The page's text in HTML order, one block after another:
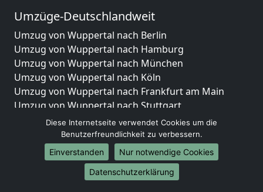
Umzüge-Deutschlandweit
Umzug von Wuppertal nach Berlin
Umzug von Wuppertal nach Hamburg
Umzug von Wuppertal nach München
Umzug von Wuppertal nach Köln
Umzug von Wuppertal nach Frankfurt am Main
Umzug von Wuppertal nach Stuttgart
Umzug von Wuppertal nach Düsseldorf
Umzug von Wuppertal nach Leipzig
Umzug von Wuppertal nach Dortmund
Umzug von Wuppertal nach Essen
Umzug von Wuppertal nach Bremen
Diese Internetseite verwendet Cookies um die
Benutzerfreundlichkeit zu verbessern.
Einverstanden
Nur notwendige Cookies
Datenschutzerklärung